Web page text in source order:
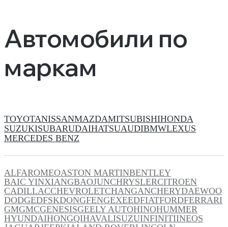
Автомобили по
маркам
TOYOTANISSANMAZDAMITSUBISHIHONDA
SUZUKISUBARUDAIHATSUAUDIBMWLEXUS
MERCEDES BENZ
ALFAROMEOASTON MARTINBENTLEY
BAIC YINXIANGBAOJUNCHRYSLERCITROEN
CADILLACCHEVROLETCHANGANCHERYDAEWOO
DODGEDFSKDONGFENGEXEEDFIATFORDFERRARI
GMGMCGENESISGEELY AUTOHINOHUMMER
HYUNDAIHONGQIHAVALISUZUINFINITIINEOS